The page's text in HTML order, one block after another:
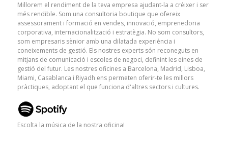
Millorem el rendiment de la teva empresa ajudant-la a créixer i ser
més rendible. Som una consultoria boutique que ofereix
assessorament i formació en vendes, innovació, emprenedoria
corporativa, internacionalització i estratègia. No som consultors,
som empresaris sènior amb una dilatada experiència i
coneixements de gestió. Els nostres experts són reconeguts en
mitjans de comunicació i escoles de negoci, definint les eines de
gestió del futur. Les nostres oficines a Barcelona, ​​Madrid, Lisboa,
Miami, Casablanca i Riyadh ens permeten oferir-te les millors
pràctiques, adoptant el que funciona d'altres sectors i cultures.
Escolta la música de la nostra oficina!